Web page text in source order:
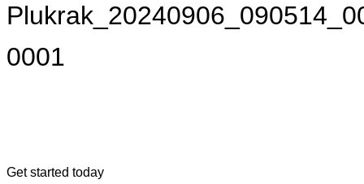
0001
Get started today